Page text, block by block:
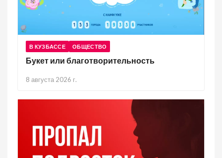
В КУЗБАССЕ ОБЩЕСТВО
Букет или благотворительность
8 августа 2026 г.